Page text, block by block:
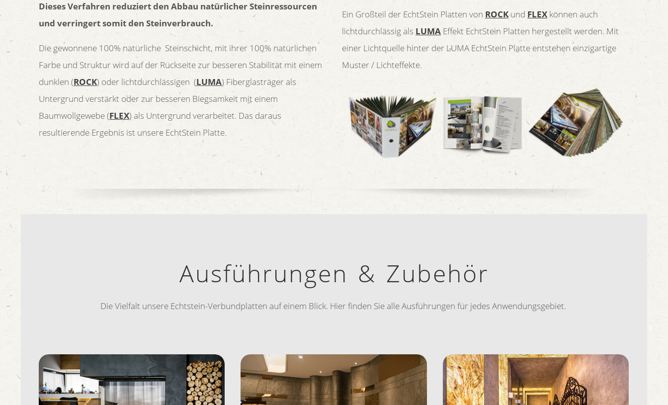
Dieses Verfahren reduziert den Abbau natürlicher Steinressourcen
und verringert somit den Steinverbrauch.
Die gewonnene 100% natürliche Steinschicht, mit ihrer 100% natürlichen
Farbe und Struktur wird auf der Rückseite zur besseren Stabilität mit einem
dunklen (ROCK) oder lichtdurchlässigen (LUMA) Fiberglasträger als
Untergrund verstärkt oder zur besseren Biegsamkeit mit einem
Baumwollgewebe (FLEX) als Untergrund verarbeitet. Das daraus
resultierende Ergebnis ist unsere EchtStein Platte.
Ein Großteil der EchtStein Platten von ROCKund FLEX können auch
lichtdurchlässig als LUMA Effekt EchtStein Platten hergestellt werden. Mit
einer Lichtquelle hinter der LUMA EchtStein Platte entstehen einzigartige
Muster / Lichteffekte.
Ausführungen & Zubehör
Die Vielfalt unsere Echtstein-Verbundplatten auf einem Blick. Hier finden Sie alle Ausführungen für jedes Anwendungsgebiet.